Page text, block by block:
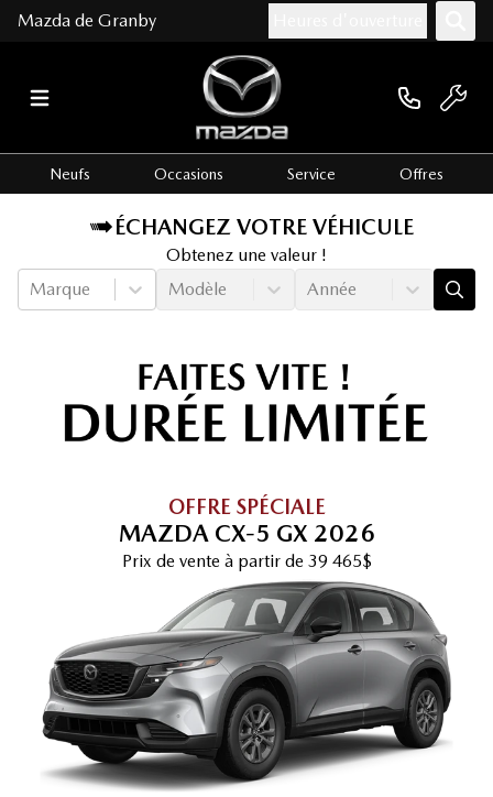
Mazda de Granby
Neufs Occasions Service Offres
ÉCHANGEZ VOTRE VÉHICULE
Obtenez une valeur !
Marque
Modèle Année
OFFRE SPÉCIALE
MAZDA CX‑5 GX 2026
Prix de vente à partir de 39 465$